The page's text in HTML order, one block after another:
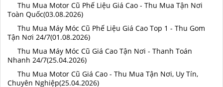
Thu Mua Motor Cũ Phế Liệu Giá Cao - Thu Mua Tận Nơi
Toàn Quốc(03.08.2026)
Thu Mua Máy Móc Cũ Phế Liệu Giá Cao Top 1 - Thu Gom
Tận Nơi 24/7(01.08.2026)
Thu Mua Máy Móc Cũ Giá Cao Tận Nơi - Thanh Toán
Nhanh 24/7(25.04.2026)
Thu Mua Motor Cũ Giá Cao - Thu Mua Tận Nơi, Uy Tín,
Chuyên Nghiệp(25.04.2026)